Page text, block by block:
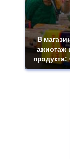
В
ажиотаж
продукта: